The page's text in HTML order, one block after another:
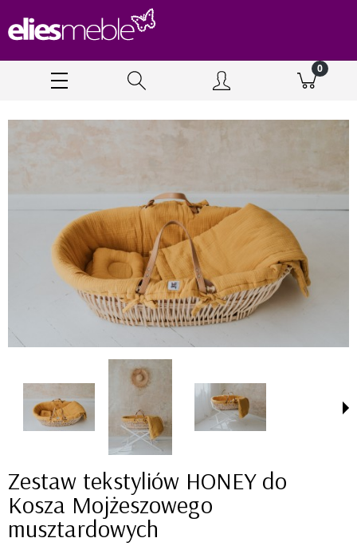
Zestaw tekstyliów HONEY do
Kosza Mojżeszowego
musztardowych